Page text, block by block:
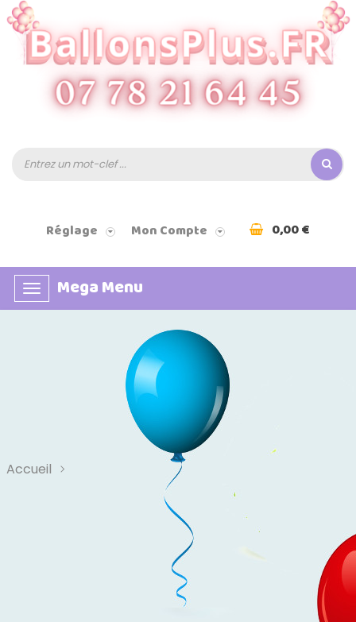
Réglage Mon Compte 0,00 €
Basculer
la
Mega Menu
Accueil